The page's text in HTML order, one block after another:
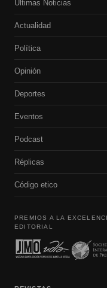
Últimas Noticias
Actualidad
Política
Opinión
Deportes
Eventos
Podcast
Réplicas
Código etico
PREMIOS A LA
EDITORIAL